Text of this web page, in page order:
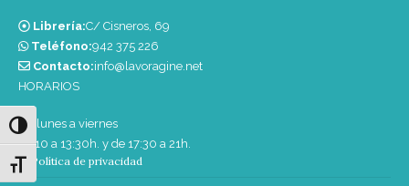
Alternar alto contraste
Alternar tamaño de letra
Librería:C/ Cisneros, 69
Teléfono:‭942 375 226‬
Contacto:info@lavoragine.net
HORARIOS
De lunes a viernes
de 10 a 13:30h. y de 17:30 a 21h.
Política de privacidad